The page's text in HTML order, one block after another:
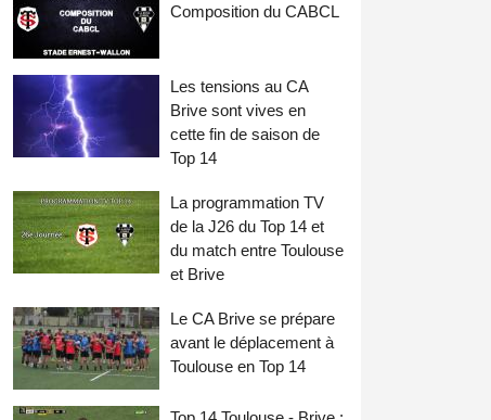
Composition du CABCL
Les tensions au CA
Brive sont vives en
cette fin de saison de
Top 14
La programmation TV
de la J26 du Top 14 et
du match entre Toulouse
et Brive
Le CA Brive se prépare
avant le déplacement à
Toulouse en Top 14